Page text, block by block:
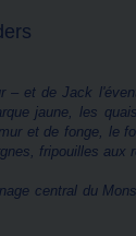
– et de Jack
jaune, les
et de fonge, le
fripouilles aux
central du